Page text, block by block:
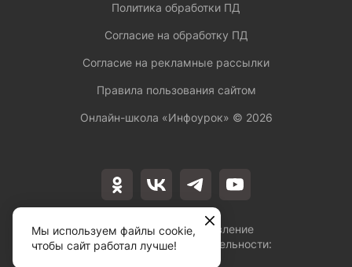
Лицензия на осуществление
образовательной деятельности:
Политика обработки ПД
Согласие на обработку ПД
Согласие на рекламные рассылки
Правила пользования сайтом
Онлайн-школа «Инфоурок» © 2026
Мы используем файлы cookie,
чтобы сайт работал лучше!